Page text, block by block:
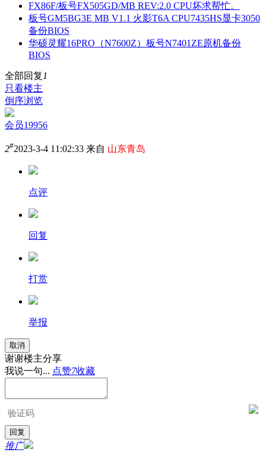
FX86F/板号FX505GD/MB REV:2.0 CPU坏求帮忙。
板号GM5BG3E MB V1.1 火影T6A CPU7435HS显卡3050
备份BIOS
华硕灵耀16PRO（N7600Z）板号N7401ZE原机备份
BIOS
全部回复 1
只看楼主
倒序浏览
会员19956
2#2023-3-4 11:02:33 来自 山东青岛
点评
回复
打赏
举报
取消
谢谢楼主分享
我说一句... 点赞7收藏
推广